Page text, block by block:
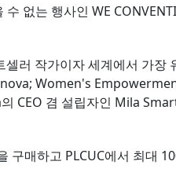
없는 행사인 WE
러 작가이자 세계에서 가
Women's
CEO 겸 설립자인 Mila
매하고 PLCUC에서 최대